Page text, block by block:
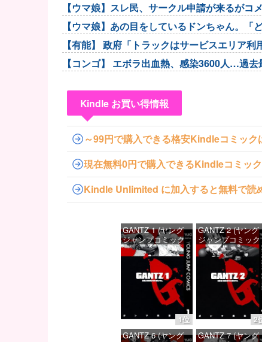
【ウマ娘】スレ民、サークル申請が来るがコ
【ウマ娘】あの目をしているドンちゃん。
【有能】 政府「トラックはサービスエリア
【コンゴ】 エボラ出血熱、感染3600人…過去
Kindle お買い得情報
～99円で購入できる格安Kindleコミック
現在無料0円で購入できるKindleコミッ
Kindle Unlimited に加入すると無料で読
1位
GANTZ 1 (ヤング
ジャンプコミック
スDIGITAL)
価格：¥100
2
GANTZ 2 (ヤング
ジャンプコミック
スDIGITAL)
価格：
GANTZ 6 (ヤング
GANTZ 7 (ヤング